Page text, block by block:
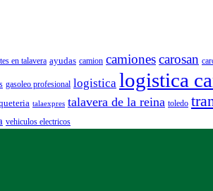
en talavera ayudas camion camionescarosan
gasoleo profesional logistica logistica
talaexpres talavera de la reina toledo
vehiculos electricos